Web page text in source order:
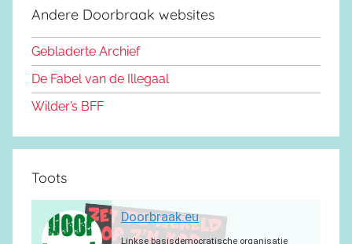
n
m
b
o
o
k
Andere Doorbraak websites
Gebladerte Archief
De Fabel van de Illegaal
Wilder’s BFF
Toots